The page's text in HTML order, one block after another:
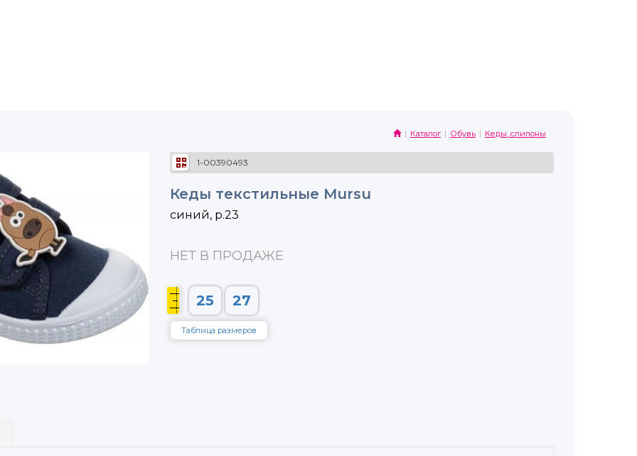
Каталог Обувь Кеды, слипоны
1-00390493
Кеды текстильные Mursu
синий, р.23
НЕТ В ПРОДАЖЕ
25 27
Таблица размеров